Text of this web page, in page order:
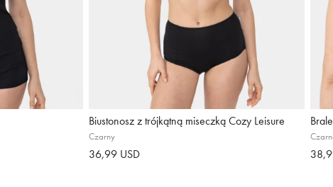
Biustonosz z trójkątną miseczką Cozy Leisure
Czarny
36,99 USD